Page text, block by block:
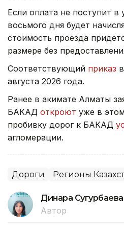
Если оплата не поступит в
восьмого дня будет
стоимость проезда
размере без
Соответствующий приказ
августа 2026 года.
Ранее в акимате Алматы
БАКАД откроют уже в
пробивку дорог к БАКАД
агломерации.
Дороги Регионы
Динара Сугурбаева
Автор